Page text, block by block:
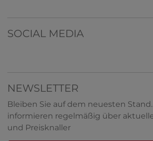
SOCIAL MEDIA
NEWSLETTER
Bleiben Sie auf dem neuesten
informieren regelmäßig über
und Preisknaller